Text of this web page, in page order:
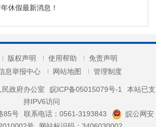
休假最新消息！
版权声明 使用帮助
免责声明
息举报中心
网站地图 管理制度
政府办公室 皖ICP备05015079号-1
本站已支
持IPV6访问
85号
联系电话：0561-3193843
皖公网安